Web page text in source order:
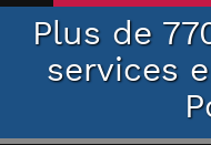
Plus de
services